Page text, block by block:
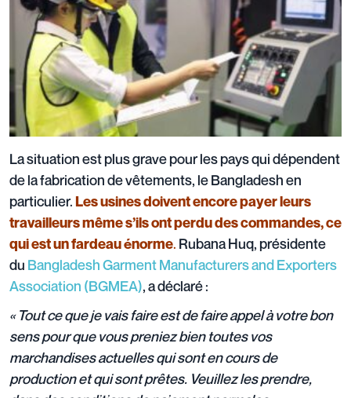
La situation est plus grave pour les pays qui dépendent
de la fabrication de vêtements, le Bangladesh en
particulier.Les usines doivent encore payer leurs
travailleurs même s’ils ont perdu des commandes, ce
qui est un fardeau énorme. Rubana Huq, présidente
du Bangladesh Garment Manufacturers and Exporters
Association (BGMEA), a déclaré :
« Tout ce que je vais faire est de faire appel à votre bon
sens pour que vous preniez bien toutes vos
marchandises actuelles qui sont en cours de
production et qui sont prêtes. Veuillez les prendre,